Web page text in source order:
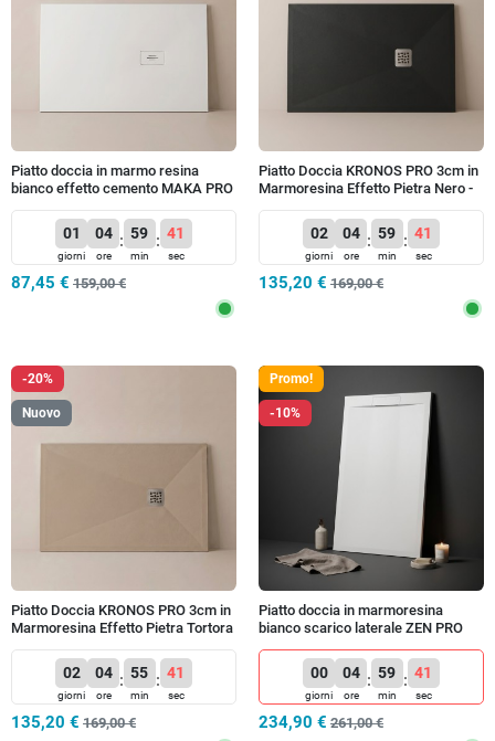
Piatto doccia in marmo resina
bianco effetto cemento MAKA PRO
01
giorni
04
ore
: 59
min
: 40
sec
87,45 € 159,00 €
Piatto Doccia KRONOS PRO 3cm in
Marmoresina Effetto Pietra Nero -
Griglia Inox
02
giorni
04
ore
: 59
min
: 40
sec
135,20 € 169,00 €
-20%
Nuovo
Piatto Doccia KRONOS PRO 3cm in
Marmoresina Effetto Pietra Tortora
- Griglia Inox
02
giorni
04
ore
: 55
min
: 40
sec
135,20 € 169,00 €
Promo!
-10%
Piatto doccia in marmoresina
bianco scarico laterale ZEN PRO
00
giorni
04
ore
: 59
min
: 40
sec
234,90 € 261,00 €